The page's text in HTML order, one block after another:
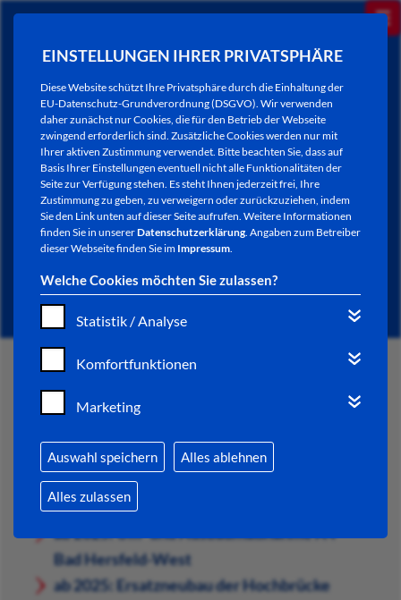
EINSTELLUNGEN IHRER PRIVATSPHÄRE
Diese Website schützt Ihre Privatsphäre durch die Einhaltung der
EU-Datenschutz-Grundverordnung (DSGVO). Wir verwenden
daher zunächst nur Cookies, die für den Betrieb der Webseite
zwingend erforderlich sind. Zusätzliche Cookies werden nur mit
Ihrer aktiven Zustimmung verwendet. Bitte beachten Sie, dass auf
Basis Ihrer Einstellungen eventuell nicht alle Funktionalitäten der
Seite zur Verfügung stehen. Es steht Ihnen jederzeit frei, Ihre
Zustimmung zu geben, zu verweigern oder zurückzuziehen, indem
Sie den Link unten auf dieser Seite aufrufen. Weitere Informationen
finden Sie in unsererDatenschutzerklärung. Angaben zum Betreiber
dieser Webseite finden Sie im Impressum.
Welche Cookies möchten Sie zulassen?
Statistik / Analyse
Komfortfunktionen
Marketing
Auswahl speichern Alles ablehnen
Alles zulassen
AB 2025: BAHNPROJEKT FULDA-
GERSTUNGEN
START
KONZEPTE & PROJEKTE
2026: Zweite Zufahrt Wehneberg
Bad Hersfeld-West
ab 2025: Ersatzneubau der Hochbrücke